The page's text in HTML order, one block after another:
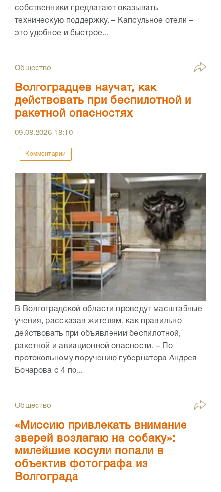
собственники предлагают оказывать
техническую поддержку. – Капсульное отели –
это удобное и быстрое...
Общество
Волгоградцев научат, как
действовать при беспилотной и
ракетной опасностях
09.08.2026 18:10
Комментарии
В Волгоградской области проведут масштабные
учения, рассказав жителям, как правильно
действовать при объявлении беспилотной,
ракетной и авиационной опасности. – По
протокольному поручению губернатора Андрея
Бочарова с 4 по...
Общество
«Миссию привлекать внимание
зверей возлагаю на собаку»:
милейшие косули попали в
объектив фотографа из
Волгограда